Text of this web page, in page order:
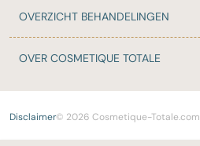
OVERZICHT BEHANDELINGEN
OVER COSMETIQUE TOTALE
Disclaimer© 2026 Cosmetique-Totale.com